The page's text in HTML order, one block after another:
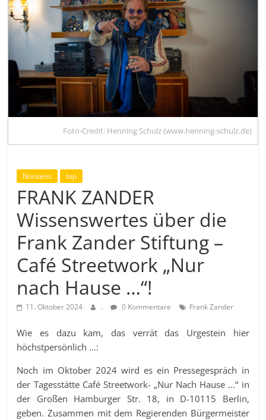
Foto-Credit: Henning Schulz (www.henning-schulz.de)
Nonsens top
FRANK ZANDER
Wissenswertes über die
Frank Zander Stiftung –
Café Streetwork „Nur
nach Hause …“!
11. Oktober 2024 . 0 Kommentare Frank Zander
Wie es dazu kam, das verrät das Urgestein hier
höchstpersönlich …:
Noch im Oktober 2024 wird es ein Pressegespräch in
der Tagesstätte Café Streetwork- „Nur Nach Hause …“ in
der Großen Hamburger Str. 18, in D-10115 Berlin,
geben. Zusammen mit dem Regierenden Bürgermeister